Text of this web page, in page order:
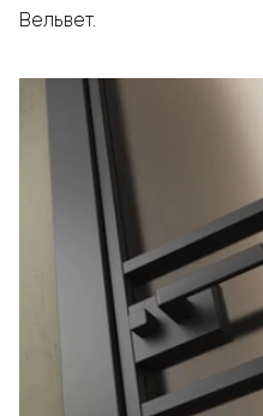
Вельвет.